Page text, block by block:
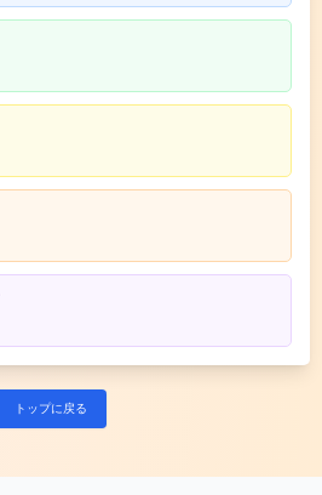
トップに戻る